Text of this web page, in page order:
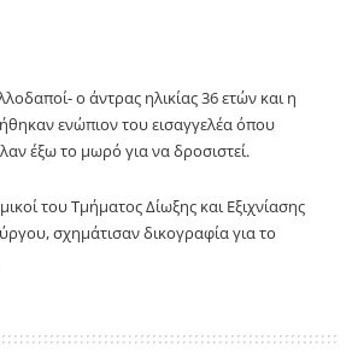
ο άντρας ηλικίας 36 ετών και η
ενώπιον του εισαγγελέα όπου
έξω το μωρό για να δροσιστεί.
του Τμήματος Δίωξης και Εξιχνίασης
σχημάτισαν δικογραφία για το